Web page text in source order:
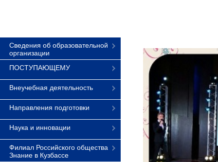
Сведения об образовательной
организации
ПОСТУПАЮЩЕМУ
Внеучебная деятельность
Направления подготовки
Наука и инновации
Филиал Российского общества
Знание в Кузбассе